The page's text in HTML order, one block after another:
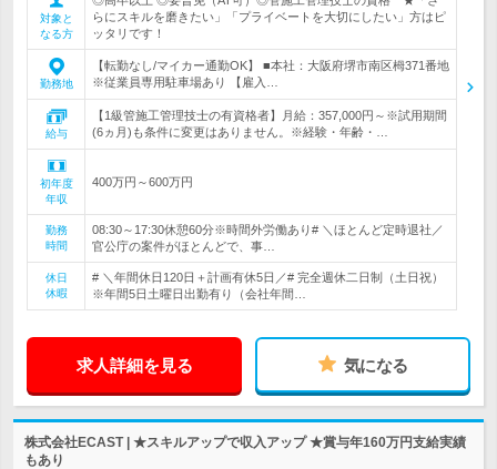
対象と
なる方
らにスキルを磨きたい」「プライベートを大切にしたい」方はピ
ッタリです！
勤務地
【転勤なし/マイカー通勤OK】 ■本社：大阪府堺市南区栂371番地
※従業員専用駐車場あり 【雇入…
給与
【1級管施工管理技士の有資格者】月給：357,000円～※試用期間
(6ヵ月)も条件に変更はありません。※経験・年齢・…
初年度
年収
400万円～600万円
勤務
時間
08:30～17:30休憩60分※時間外労働あり# ＼ほとんど定時退社／
官公庁の案件がほとんどで、事…
休日
休暇
# ＼年間休日120日＋計画有休5日／# 完全週休二日制（土日祝）
※年間5日土曜日出勤有り（会社年間…
求人詳細を見る 気になる
株式会社ECAST | ★スキルアップで収入アップ ★賞与年160万円支給実績
もあり